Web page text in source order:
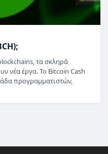
τα σκληρά
νέα έργα. Το Bitcoin Cash
προγραμματιστών,